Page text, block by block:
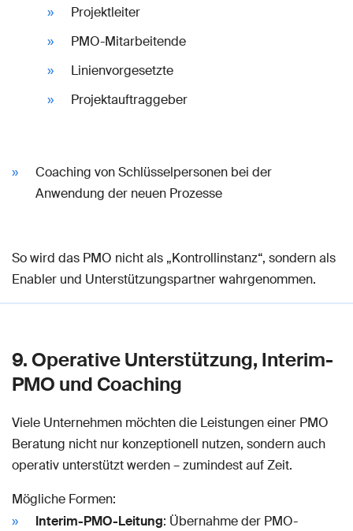
Projektleiter
PMO-Mitarbeitende
Linienvorgesetzte
Projektauftraggeber
Coaching von Schlüsselpersonen bei der
Anwendung der neuen Prozesse
So wird das PMO nicht als „Kontrollinstanz“, sondern als
Enabler und Unterstützungspartner wahrgenommen.
9. Operative Unterstützung, Interim-
PMO und Coaching
Viele Unternehmen möchten die Leistungen einer PMO
Beratung nicht nur konzeptionell nutzen, sondern auch
operativ unterstützt werden – zumindest auf Zeit.
Mögliche Formen:
Interim-PMO-Leitung: Übernahme der PMO-